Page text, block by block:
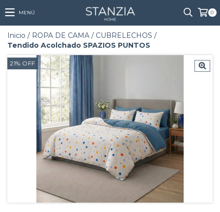
MENÚ 0
Inicio / ROPA DE CAMA / CUBRELECHOS /
Tendido Acolchado SPAZIOS PUNTOS
21% OFF